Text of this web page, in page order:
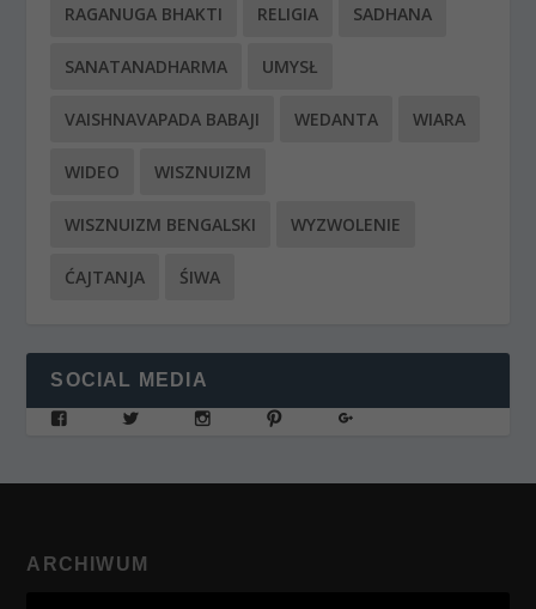
RAGANUGA BHAKTI RELIGIA SADHANA
SANATANADHARMA UMYSŁ
VAISHNAVAPADA BABAJI WEDANTA WIARA
WIDEO WISZNUIZM
WISZNUIZM BENGALSKI WYZWOLENIE
ĆAJTANJA ŚIWA
SOCIAL MEDIA
ARCHIWUM